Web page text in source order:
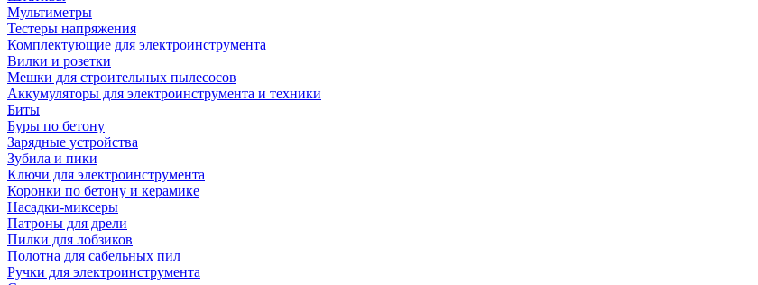
Мультиметры
Тестеры напряжения
Комплектующие для электроинструмента
Вилки и розетки
Мешки для строительных пылесосов
Аккумуляторы для электроинструмента и техники
Биты
Буры по бетону
Зарядные устройства
Зубила и пики
Ключи для электроинструмента
Коронки по бетону и керамике
Насадки-миксеры
Патроны для дрели
Пилки для лобзиков
Полотна для сабельных пил
Ручки для электроинструмента